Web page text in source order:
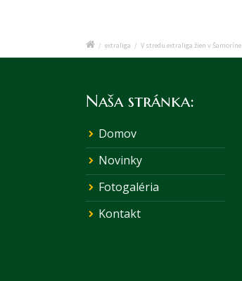
/ extraliga / V stredu extraliga žien v Šamoríne
Naša stránka:
Domov
Novinky
Fotogaléria
Kontakt